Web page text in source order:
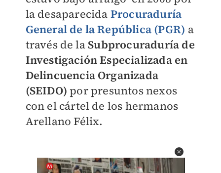
la desaparecida Procuraduría
General de la República (PGR) a
través de la Subprocuraduría de
Investigación Especializada en
Delincuencia Organizada
(SEIDO) por presuntos nexos
con el cártel de los hermanos
Arellano Félix.